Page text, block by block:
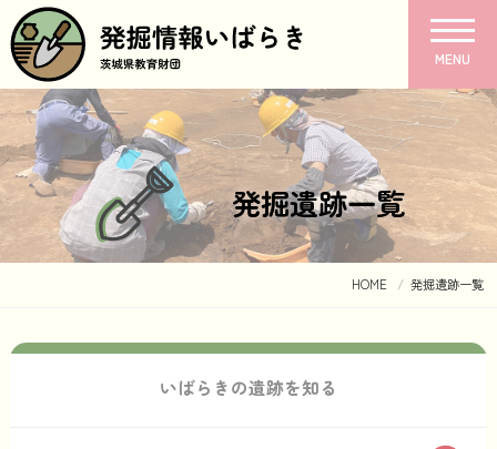
MENU
発掘遺跡一覧
HOME 発掘遺跡一覧
いばらきの遺跡を知る